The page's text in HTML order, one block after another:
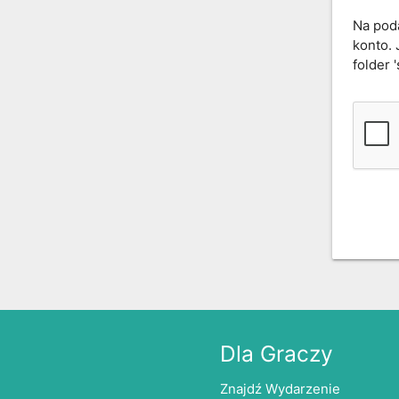
Na
konto.
folder
Dla Graczy
Znajdź Wydarzenie